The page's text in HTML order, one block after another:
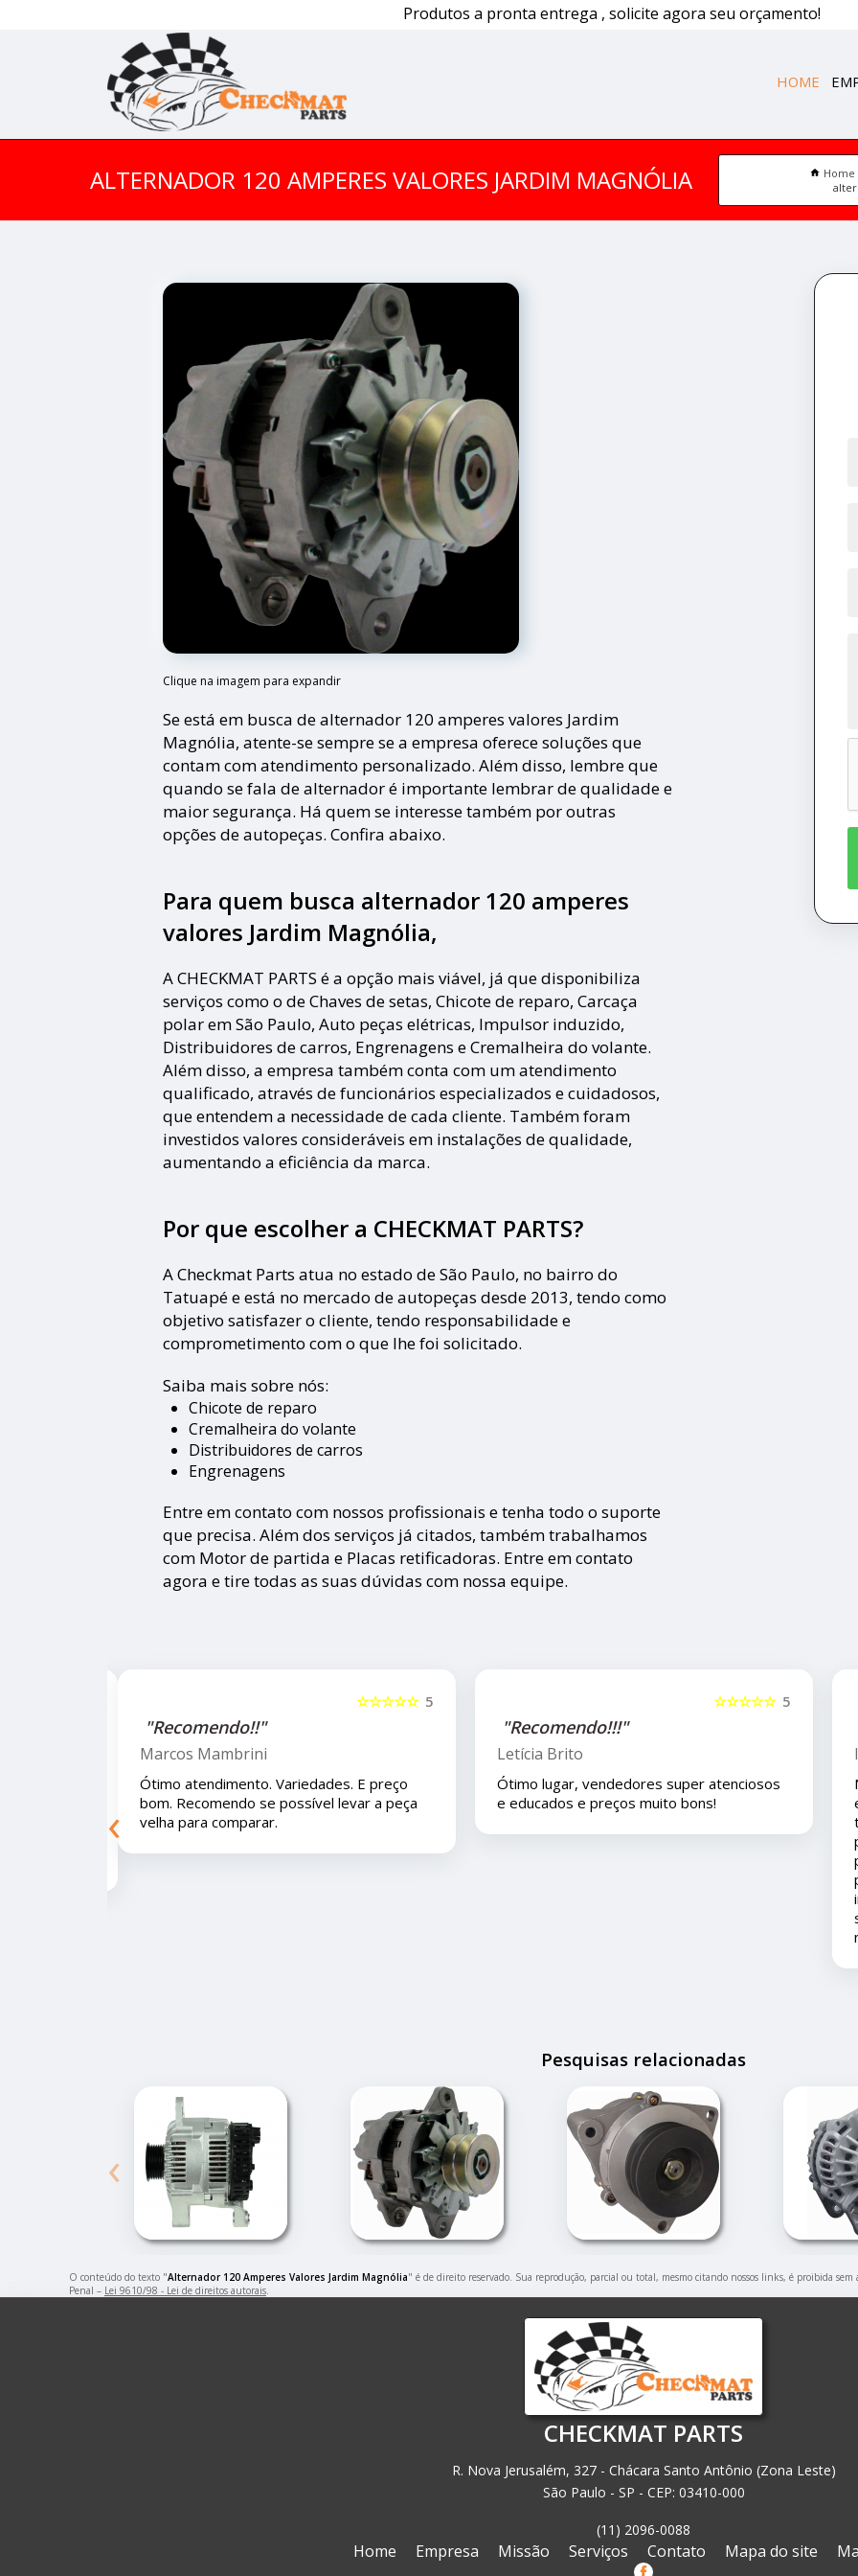
Produtos a pronta entrega , solicite agora seu orçamento!
HOME
ALTERNADOR 120 AMPERES VALORES JARDIM MAGNÓLIA Home
Clique na imagem para expandir
Se está em busca de alternador 120 amperes valores Jardim
Magnólia, atente-se sempre se a empresa oferece soluções que
contam com atendimento personalizado. Além disso, lembre que
quando se fala de alternador é importante lembrar de qualidade e
maior segurança. Há quem se interesse também por outras
opções de autopeças. Confira abaixo.
Para quem busca alternador 120 amperes
valores Jardim Magnólia,
A CHECKMAT PARTS é a opção mais viável, já que disponibiliza
serviços como o de Chaves de setas, Chicote de reparo, Carcaça
polar em São Paulo, Auto peças elétricas, Impulsor induzido,
Distribuidores de carros, Engrenagens e Cremalheira do volante.
Além disso, a empresa também conta com um atendimento
qualificado, através de funcionários especializados e cuidadosos,
que entendem a necessidade de cada cliente. Também foram
investidos valores consideráveis em instalações de qualidade,
aumentando a eficiência da marca.
Por que escolher a CHECKMAT PARTS?
A Checkmat Parts atua no estado de São Paulo, no bairro do
Tatuapé e está no mercado de autopeças desde 2013, tendo como
objetivo satisfazer o cliente, tendo responsabilidade e
comprometimento com o que lhe foi solicitado.
Saiba mais sobre nós:
Chicote de reparo
Cremalheira do volante
Distribuidores de carros
Engrenagens
Entre em contato com nossos profissionais e tenha todo o suporte
que precisa. Além dos serviços já citados, também trabalhamos
com Motor de partida e Placas retificadoras. Entre em contato
agora e tire todas as suas dúvidas com nossa equipe.
E preço bom.
a peça velha para
☆☆☆☆☆
"Recomendo!!!"
Letícia Brito
Ótimo lugar, vendedores super atenciosos
e educados e preços muito bons!
☆☆☆☆☆
"Recomendo!!"
Isla Costa
Nos compramos uma peça para o carro com
eles pelo mercado livre e viajamos pouco
tempo depois e em viagem esta peça deu
problema é eles nos deram todo o suporte
‹
Pesquisas relacionadas
‹
O conteúdo do texto "Alternador 120 Amperes Valores Jardim Magnólia" é de direito reservado. Sua reprodução, parcial ou total, mesmo citando nossos links, é proibida
Penal – Lei 9610/98 - Lei de direitos autorais
CHECKMAT PARTS
R. Nova Jerusalém, 327 - Chácara Santo Antônio (Zona Leste)
São Paulo - SP - CEP: 03410-000
(11) 2096-0088
Home Empresa Missão Serviços Contato Mapa do site